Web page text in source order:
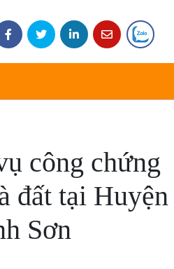
công chứng
đất tại Huyện
Sơn